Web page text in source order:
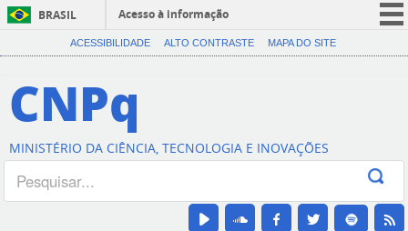
BRASIL
Acesso à informação
CORONAVÍRUS (COVID-19)
Canais
ACESSIBILIDADE ALTO CONTRASTE MAPA DO SITE
CNPq
MINISTÉRIO DA CIÊNCIA, TECNOLOGIA E INOVAÇÕES